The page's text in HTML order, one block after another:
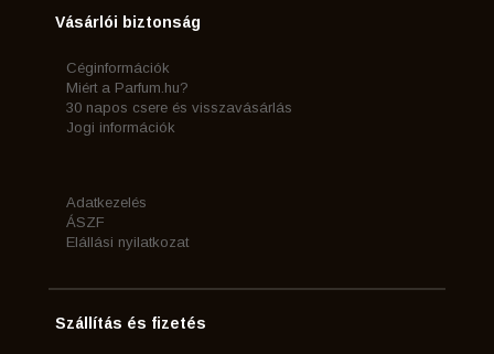
Vásárlói biztonság
Céginformációk
Miért a Parfum.hu?
30 napos csere és visszavásárlás
Jogi információk
Adatkezelés
ÁSZF
Elállási nyilatkozat
Szállítás és fizetés